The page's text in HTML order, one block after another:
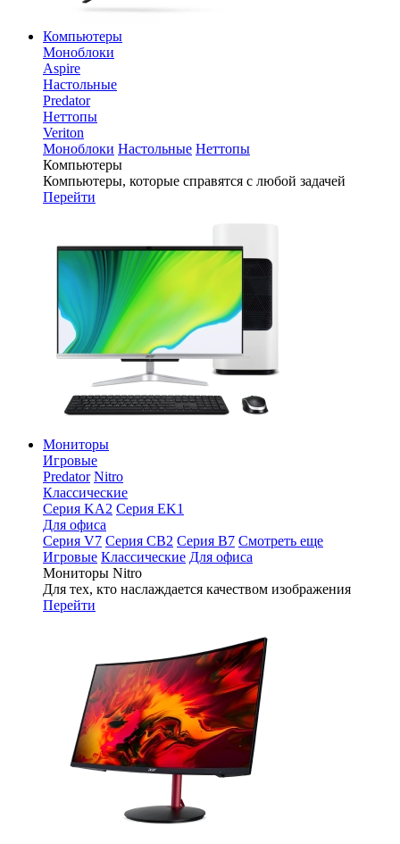
Компьютеры
Моноблоки
Aspire
Настольные
Predator
Неттопы
Veriton
Моноблоки Настольные Неттопы
Компьютеры
Компьютеры, которые справятся с любой задачей
Перейти
Мониторы
Игровые
Predator Nitro
Классические
Серия KA2 Серия EK1
Для офиса
Серия V7 Серия CB2 Серия B7 Смотреть еще
Игровые Классические Для офиса
Мониторы Nitro
Для тех, кто наслаждается качеством изображения
Перейти